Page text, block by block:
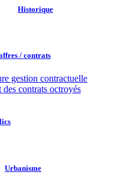
Historique
/ contrats​
gestion contractuelle
des contrats octroyés
Urbanisme